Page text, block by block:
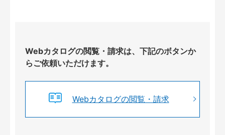
Webカタログの閲覧・請求は、下記のボタンか
らご依頼いただけます。
Webカタログの閲覧・請求